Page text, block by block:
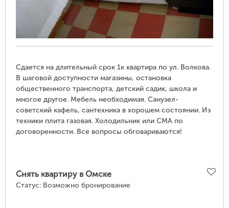
Сдается на длительный срок 1к квартира по ул. Волкова.
В шаговой доступности магазины, остановка
общественного транспорта, детский садик, школа и
многое другое. Мебель необходимая. Санузел-
советский кафель, сантехника в хорошем состоянии. Из
техники плита газовая. Холодильник или СМА по
договоренности. Все вопросы обговариваются!
Снять квартиру в Омске
Статус: Возможно бронирование